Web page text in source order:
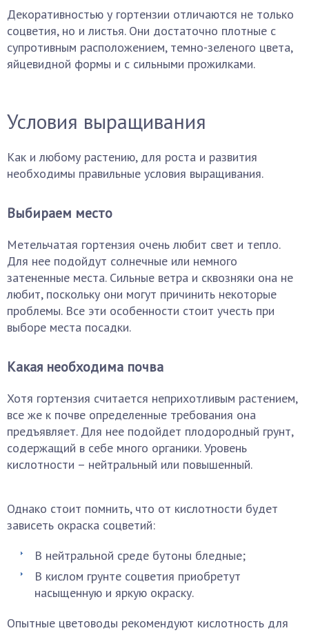
Декоративностью у гортензии отличаются не только
соцветия, но и листья. Они достаточно плотные с
супротивным расположением, темно-зеленого цвета,
яйцевидной формы и с сильными прожилками.
Условия выращивания
Как и любому растению, для роста и развития
необходимы правильные условия выращивания.
Выбираем место
Метельчатая гортензия очень любит свет и тепло.
Для нее подойдут солнечные или немного
затененные места. Сильные ветра и сквозняки она не
любит, поскольку они могут причинить некоторые
проблемы. Все эти особенности стоит учесть при
выборе места посадки.
Какая необходима почва
Хотя гортензия считается неприхотливым растением,
все же к почве определенные требования она
предъявляет. Для нее подойдет плодородный грунт,
содержащий в себе много органики. Уровень
кислотности – нейтральный или повышенный.
Однако стоит помнить, что от кислотности будет
зависеть окраска соцветий:
В нейтральной среде бутоны бледные;
В кислом грунте соцветия приобретут
насыщенную и яркую окраску.
Опытные цветоводы рекомендуют кислотность для